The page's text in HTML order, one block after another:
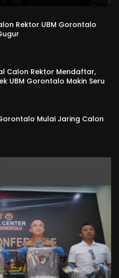
Rektor UBM Gorontalo
Calon Rektor Mendaftar,
UBM Gorontalo Makin Seru
Mulai Jaring Calon